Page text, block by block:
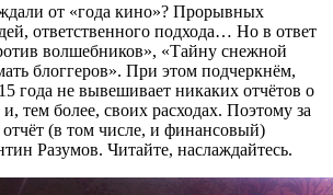
от «года кино»? Прорывных
ответственного подхода… Но в ответ
волшебников», «Тайну снежной
блоггеров». При этом подчеркнём,
года не вывешивает никаких отчётов о
тем более, своих расходах. Поэтому за
(в том числе, и финансовый)
Разумов. Читайте, наслаждайтесь.